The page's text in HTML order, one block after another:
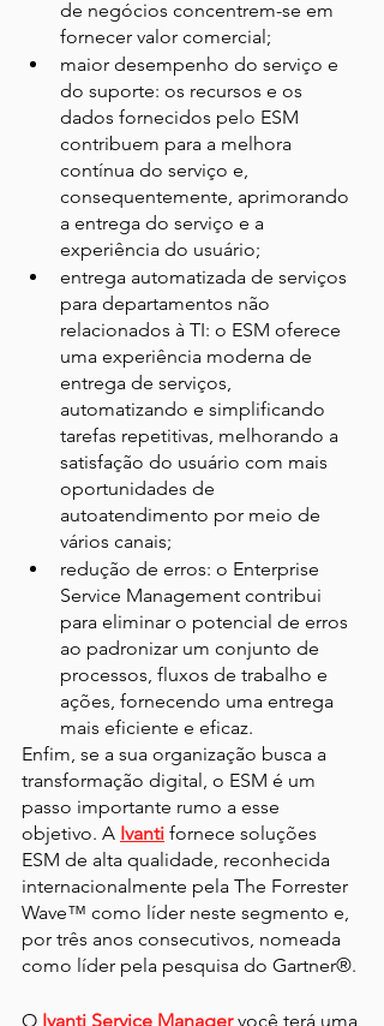
de negócios concentrem-se em
fornecer valor comercial;
maior desempenho do serviço e
do suporte: os recursos e os
dados fornecidos pelo ESM
contribuem para a melhora
contínua do serviço e,
consequentemente, aprimorando
a entrega do serviço e a
experiência do usuário;
entrega automatizada de serviços
para departamentos não
relacionados à TI: o ESM oferece
uma experiência moderna de
entrega de serviços,
automatizando e simplificando
tarefas repetitivas, melhorando a
satisfação do usuário com mais
oportunidades de
autoatendimento por meio de
vários canais;
redução de erros: o Enterprise
Service Management contribui
para eliminar o potencial de erros
ao padronizar um conjunto de
processos, fluxos de trabalho e
ações, fornecendo uma entrega
mais eficiente e eficaz.
Enfim, se a sua organização busca a
transformação digital, o ESM é um
passo importante rumo a esse
objetivo. A Ivanti fornece soluções
ESM de alta qualidade, reconhecida
internacionalmente pela The Forrester
Wave™ como líder neste segmento e,
por três anos consecutivos, nomeada
como líder pela pesquisa do Gartner®.
O Ivanti Service Manager você terá uma